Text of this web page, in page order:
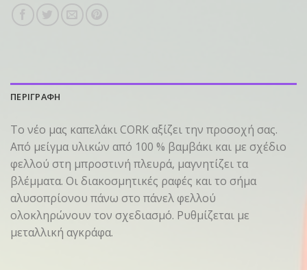
ΠΕΡΙΓΡΑΦΗ
Το νέο μας καπελάκι CORK αξίζει την προσοχή σας.
Από μείγμα υλικών από 100 % βαμβάκι και με σχέδιο
φελλού στη μπροστινή πλευρά, μαγνητίζει τα
βλέμματα. Οι διακοσμητικές ραφές και το σήμα
αλυσοπρίονου πάνω στο πάνελ φελλού
ολοκληρώνουν τον σχεδιασμό. Ρυθμίζεται με
μεταλλική αγκράφα.